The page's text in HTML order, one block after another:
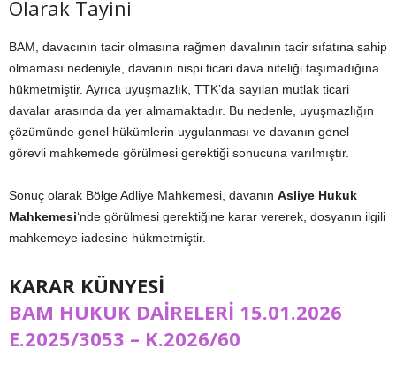
Olarak Tayini
BAM, davacının tacir olmasına rağmen davalının tacir sıfatına sahip
olmaması nedeniyle, davanın nispi ticari dava niteliği taşımadığına
hükmetmiştir. Ayrıca uyuşmazlık, TTK’da sayılan mutlak ticari
davalar arasında da yer almamaktadır. Bu nedenle, uyuşmazlığın
çözümünde genel hükümlerin uygulanması ve davanın genel
görevli mahkemede görülmesi gerektiği sonucuna varılmıştır.
Sonuç olarak Bölge Adliye Mahkemesi, davanın Asliye Hukuk
Mahkemesi‘nde görülmesi gerektiğine karar vererek, dosyanın ilgili
mahkemeye iadesine hükmetmiştir.
KARAR KÜNYESİ
BAM HUKUK DAİRELERİ 15.01.2026
E.2025/3053 – K.2026/60